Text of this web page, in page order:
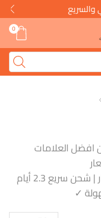
0
افضل العلامات
واكبر العروض والخصومات من اسواق مزار | شحن سريع 2.3 أيام
✓